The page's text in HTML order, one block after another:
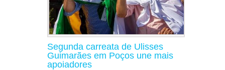
Segunda carreata de Ulisses
Guimarães em Poços une mais
apoiadores